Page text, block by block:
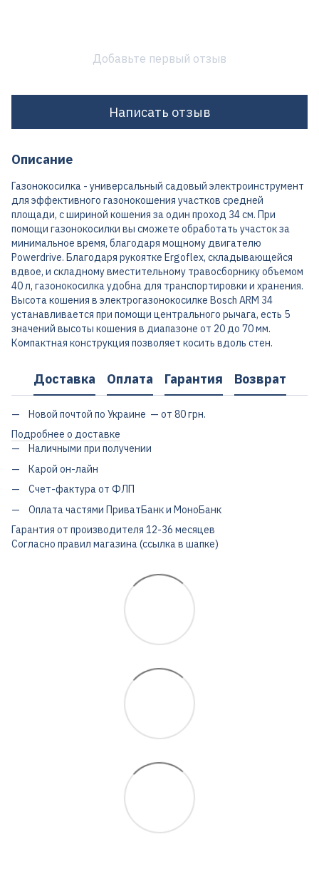
Добавьте первый отзыв
Написать отзыв
Описание
Газонокосилка - универсальный садовый электроинструмент
для эффективного газонокошения участков средней
площади, с шириной кошения за один проход 34 см. При
помощи газонокосилки вы сможете обработать участок за
минимальное время, благодаря мощному двигателю
Powerdrive. Благодаря рукоятке Ergoflex, складывающейся
вдвое, и складному вместительному травосборнику объемом
40 л, газонокосилка удобна для транспортировки и хранения.
Высота кошения в электрогазонокосилке Bosch ARM 34
устанавливается при помощи центрального рычага, есть 5
значений высоты кошения в диапазоне от 20 до 70 мм.
Компактная конструкция позволяет косить вдоль стен.
Доставка Оплата Гарантия Возврат
Новой почтой по Украине — от 80 грн.
Подробнее о доставке
Наличными при получении
Карой он-лайн
Счет-фактура от ФЛП
Оплата частями ПриватБанк и МоноБанк
Гарантия от производителя 12-36 месяцев
Согласно правил магазина (ссылка в шапке)